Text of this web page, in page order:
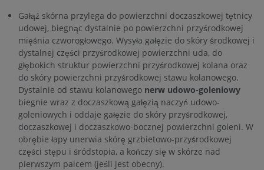
Gałąź skórna przylega do powierzchni doczaszkowej tętnicy
udowej, biegnąc dystalnie po powierzchni przyśrodkowej
mięśnia czworogłowego. Wysyła gałęzie do skóry środkowej i
dystalnej części przyśrodkowej powierzchni uda, do
głębokich struktur powierzchni przyśrodkowej kolana oraz
do skóry powierzchni przyśrodkowej stawu kolanowego.
Dystalnie od stawu kolanowego nerw udowo-goleniowy
biegnie wraz z doczaszkową gałęzią naczyń udowo-
goleniowych i oddaje gałęzie do skóry przyśrodkowej,
doczaszkowej i doczaszkowo-bocznej powierzchni goleni. W
obrębie łapy unerwia skórę grzbietowo-przyśrodkowej
części stępu i śródstopia, a kończy się w skórze nad
pierwszym palcem (jeśli jest obecny).